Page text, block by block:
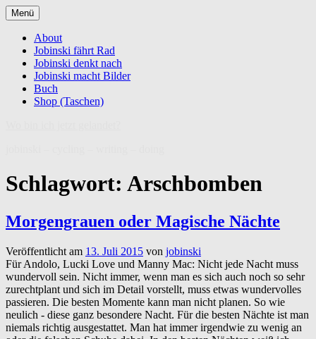
Zum
Inhalt
springen
Menü
About
Jobinski fährt Rad
Jobinski denkt nach
Jobinski macht Bilder
Buch
Shop (Taschen)
Schlagwort: Arschbomben
Morgengrauen oder Magische Nächte
Veröffentlicht am 13. Juli 2015 von jobinski
Für Andolo, Lucki Love und Manny Mac: Nicht jede Nacht muss
wundervoll sein. Nicht immer, wenn man es sich auch noch so sehr
zurechtplant und sich im Detail vorstellt, muss etwas wundervolles
passieren. Die besten Momente kann man nicht planen. So wie
neulich - diese ganz besondere Nacht. Für die besten Nächte ist man
niemals richtig ausgestattet. Man hat immer irgendwie zu wenig an